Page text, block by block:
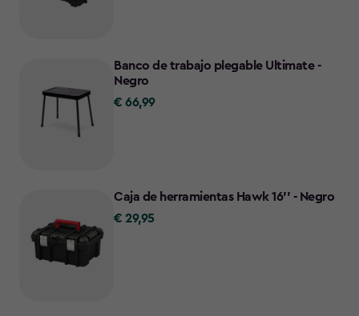
Banco de trabajo plegable Ultimate -
Negro
€
€ 66,99
Caja de herramientas Hawk 16'' - Negro
€
€ 29,95